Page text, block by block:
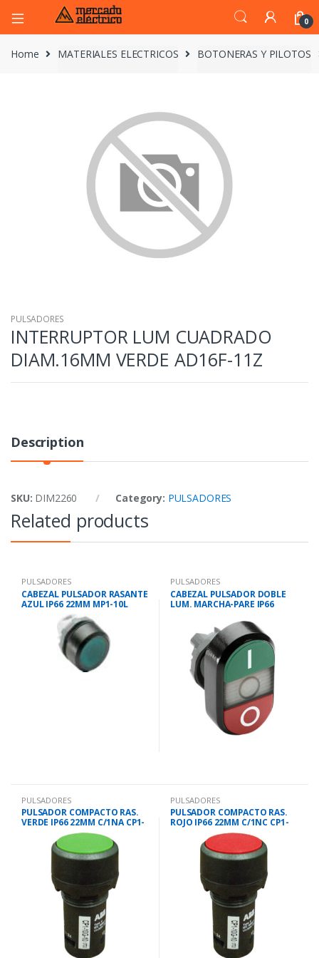
0
Home MATERIALES ELECTRICOS BOTONERAS Y PILOTOS
PULSADORES
INTERRUPTOR LUM CUADRADO
DIAM.16MM VERDE AD16F-11Z
Description
SKU: DIM2260 Category: PULSADORES
Related products
PULSADORES
CABEZAL PULSADOR RASANTE
AZUL IP66 22MM MP1-10L
PULSADORES
CABEZAL PULSADOR DOBLE
LUM. MARCHA-PARE IP66
PULSADORES
PULSADOR COMPACTO RAS.
VERDE IP66 22MM C/1NA CP1-
PULSADORES
PULSADOR COMPACTO RAS.
ROJO IP66 22MM C/1NC CP1-